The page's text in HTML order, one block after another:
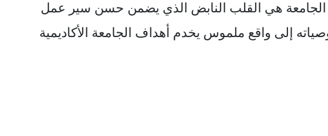
الجامعة هي القلب النابض الذي يضمن حسن سير عمل
إلى واقع ملموس يخدم أهداف الجامعة الأكاديمية